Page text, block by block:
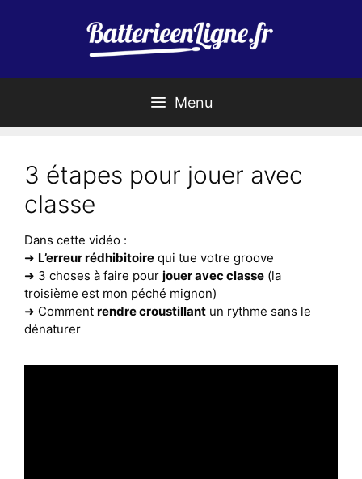
Menu
3 étapes pour jouer avec
classe
Dans cette vidéo :
➜ L’erreur rédhibitoire qui tue votre groove
➜ 3 choses à faire pour jouer avec classe (la
troisième est mon péché mignon)
➜ Comment rendre croustillant un rythme sans le
dénaturer